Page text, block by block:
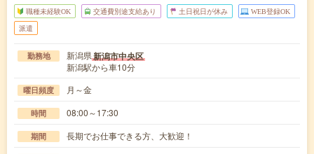
職種未経験OK 交通費別途支給あり 土日祝日が休み WEB登録OK
派遣
勤務地 新潟県新潟市中央区
新潟駅から車10分
曜日頻度 月～金
時間 08:00～17:30
期間 長期でお仕事できる方、大歓迎！